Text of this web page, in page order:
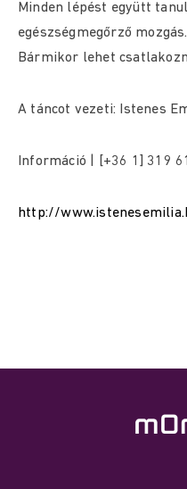
Minden lépést együtt
egészségmegőrző
Bármikor lehet
A táncot vezeti: Istenes
Információ | [+36 1] 319
http://